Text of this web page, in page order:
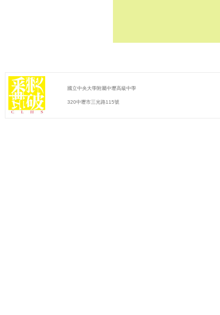
國立中央大學附屬中壢高級中學
320中壢市三光路115號